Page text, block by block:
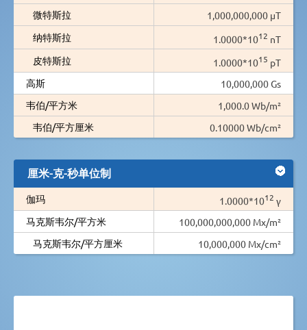
微特斯拉
1,000,000,000 µT
纳特斯拉
1.0000*1012 nT
皮特斯拉
1.0000*1015 pT
高斯
10,000,000 Gs
韦伯/平方米
1,000.0 Wb/m²
韦伯/平方厘米
0.10000 Wb/cm²
厘米-克-秒单位制
伽玛 1.0000*1012 γ
马克斯韦尔/平方米
100,000,000,000 Mx/m²
马克斯韦尔/平方厘米
10,000,000 Mx/cm²